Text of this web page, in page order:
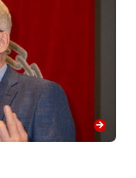
arrow_forward